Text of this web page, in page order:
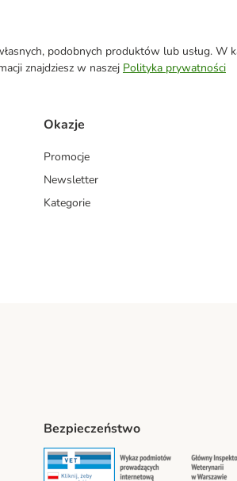
podobnych produktów lub usług. W
znajdziesz w naszej Polityka prywatności
Okazje
Promocje
Newsletter
Kategorie
Bezpieczeństwo
Security Security